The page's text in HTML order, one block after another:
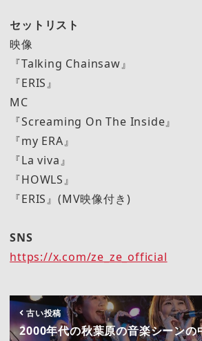
セットリスト
映像
『Talking Chainsaw』
『ERIS』
MC
『Screaming On The Inside』
『my ERA』
『La viva』
『HOWLS』
『ERIS』(MV映像付き)
SNS
https://x.com/ze_ze_official
古い投稿
2000年代の秋葉原の音楽シーンの